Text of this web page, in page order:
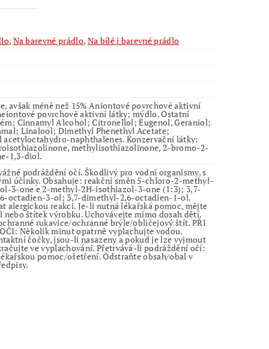
, Na barevné prádlo, Na bílé i barevné prádlo
avšak méně než 15% Aniontové povrchové aktivní
povrchově aktivní látky; mýdlo. Ostatní
Cinnamyl Alcohol; Citronellol; Eugenol, Geraniol;
Linalool; Dimethyl Phenethyl Acetate;
acetyloctahydro-naphthalenes. Konzervační látky:
methylisothiazolinone, 2-bromo-2-
1,3-diol.
podráždění očí. Škodlivý pro vodní organismy, s
účinky. Obsahuje: reakční směn 5-chloro-2-methyl-
3-one e 2-methyl-2H-isothiazol-3-one (1:3); 3,7-
octadien-3-ol; 3,7-dimethyl-2,6-octadien-1-ol.
alergickou reakci. Je-li nutná lékařská pomoc, mějte
nebo štítek výrobku. Uchovávejte mimo dosah dětí.
rukavice/ochranné brýle/obličejový štít. PŘI
Několik minut opatrně vyplachujte vodou.
čočky, jsou-li nasazeny a pokud je lze vyjmout
ve vyplachování. Přetrvává-li podráždění očí:
pomoc/ošetření. Odstraňte obsah/obal v